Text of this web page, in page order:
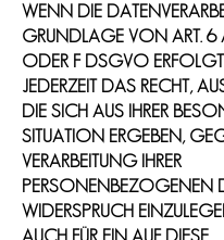
WENN DIE
GRUNDLAGE VON ART. 6
ODER F DSGVO
JEDERZEIT DAS RECHT,
DIE SICH AUS IHRER
SITUATION ERGEBEN,
VERARBEITUNG IHRER
PERSONENBEZOGENEN
WIDERSPRUCH
AUCH FÜR EIN AUF DIESE